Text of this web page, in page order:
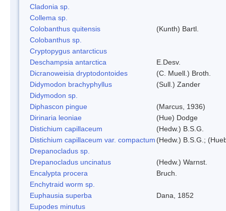
Cladonia sp.
Collema sp.
Colobanthus quitensis
(Kunth) Bartl.
Colobanthus sp.
Cryptopygus antarcticus
Deschampsia antarctica
E.Desv.
Dicranoweisia dryptodontoides
(C. Muell.) Broth.
Didymodon brachyphyllus
(Sull.) Zander
Didymodon sp.
Diphascon pingue
(Marcus, 1936)
Dirinaria leoniae
(Hue) Dodge
Distichium capillaceum
(Hedw.) B.S.G.
Distichium capillaceum var. compactum (Hedw.) B.S.G.;
Drepanocladus sp.
Drepanocladus uncinatus
(Hedw.) Warnst.
Encalypta procera
Bruch.
Enchytraid worm sp.
Euphausia superba
Dana, 1852
Eupodes minutus